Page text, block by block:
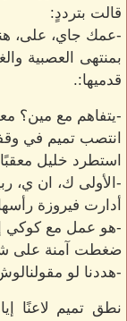
قالت بترددٍ:
-عمك جاي، على،
بمنتهى العصبية
قدميها:.
-يتفاهم مع مين؟
انتصب تميم في
استطرد خليل
-الأولى ك، ان ي،
أدارت فيروزة
-هو عمل مع كوكي
ضغطت آمنة على
-هددنا لو
نطق تميم لاعنًا